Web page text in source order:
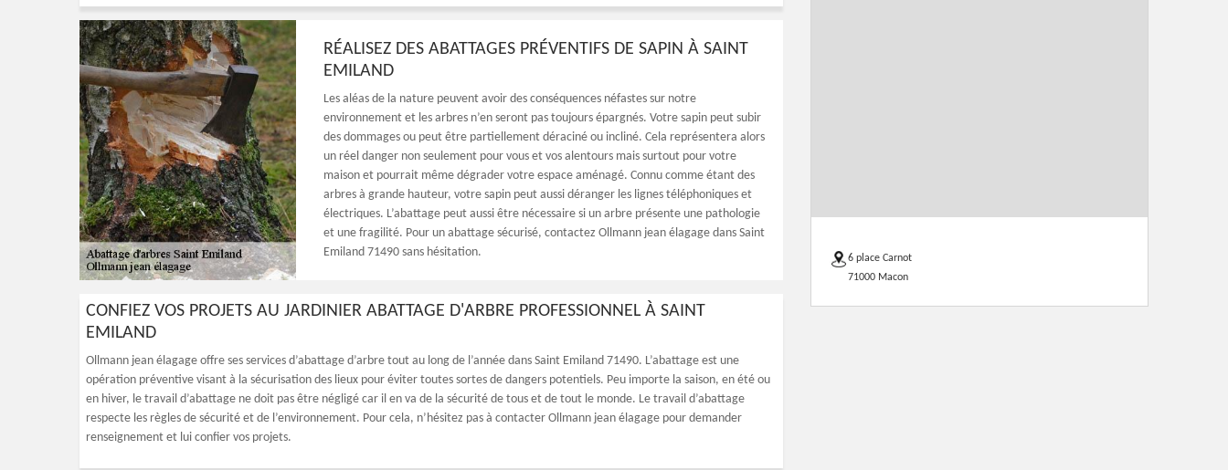
RÉALISEZ DES ABATTAGES PRÉVENTIFS DE SAPIN À SAINT
EMILAND
Les aléas de la nature peuvent avoir des conséquences néfastes sur notre
environnement et les arbres n’en seront pas toujours épargnés. Votre sapin peut subir
des dommages ou peut être partiellement déraciné ou incliné. Cela représentera alors
un réel danger non seulement pour vous et vos alentours mais surtout pour votre
maison et pourrait même dégrader votre espace aménagé. Connu comme étant des
arbres à grande hauteur, votre sapin peut aussi déranger les lignes téléphoniques et
électriques. L’abattage peut aussi être nécessaire si un arbre présente une pathologie
et une fragilité. Pour un abattage sécurisé, contactez Ollmann jean élagage dans Saint
Emiland 71490 sans hésitation.
CONFIEZ VOS PROJETS AU JARDINIER ABATTAGE D'ARBRE PROFESSIONNEL À SAINT
EMILAND
Ollmann jean élagage offre ses services d’abattage d’arbre tout au long de l’année dans Saint Emiland 71490. L’abattage est une
opération préventive visant à la sécurisation des lieux pour éviter toutes sortes de dangers potentiels. Peu importe la saison, en été ou
en hiver, le travail d’abattage ne doit pas être négligé car il en va de la sécurité de tous et de tout le monde. Le travail d’abattage
respecte les règles de sécurité et de l’environnement. Pour cela, n’hésitez pas à contacter Ollmann jean élagage pour demander
renseignement et lui confier vos projets.
6 place Carnot
71000 Macon